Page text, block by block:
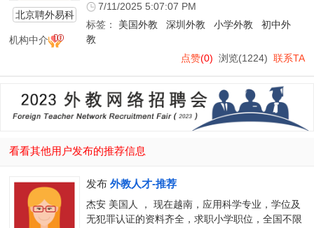
北京聘外易科
机构中介
7/11/2025 5:07:07 PM
标签： 美国外教 深圳外教 小学外教
初中外
教
点赞(0) 浏览(1224) 联系TA
看看其他用户发布的推荐信息
发布 外教人才-推荐
杰安 美国人 ， 现在越南，应用科学专业，学位及
无犯罪认证的资料齐全，求职小学职位，全国不限